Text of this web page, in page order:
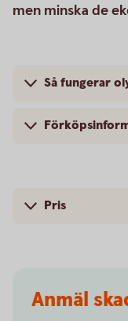
men minska de
Så fungerar
Pris
Anmäl